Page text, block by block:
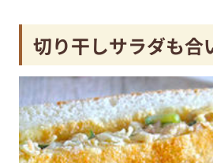
切り干しサラダも合